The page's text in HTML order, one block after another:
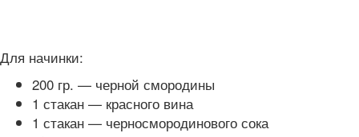
Для начинки:
200 гр. — черной смородины
1 стакан — красного вина
1 стакан — черносмородинового сока